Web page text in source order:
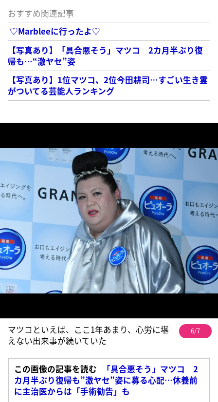
おすすめ関連記事
♡Marbleeに行ったよ♡
【写真あり】「具合悪そう」マツコ 2カ月半ぶり復
帰も…“激ヤセ”姿
【写真あり】1位マツコ、2位今田耕司…すごい生き霊
がついてる芸能人ランキング
マツコといえば、ここ1年あまり、心労に堪
えない出来事が続いていた
6/7
この画像の記事を読む
「具合悪そう」マツコ 2
カ月半ぶり復帰も”激ヤセ”姿に募る心配…休養前
に主治医からは「手術勧告」も